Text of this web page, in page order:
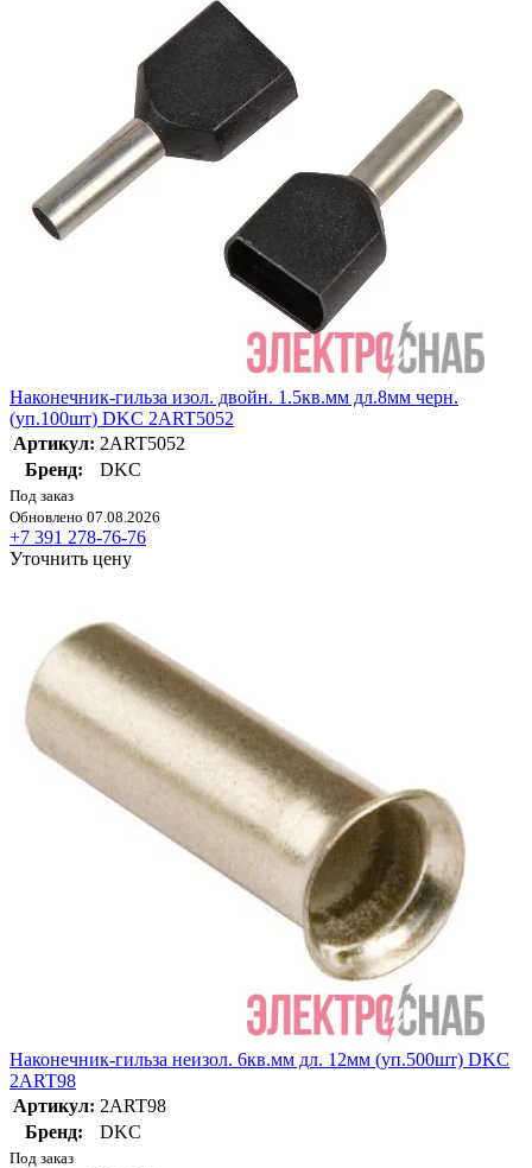
Наконечник-гильза изол. двойн. 1.5кв.мм дл.8мм черн.
(уп.100шт) DKC 2ART5052
Артикул: 2ART5052
Бренд:
DKC
Под заказ
Обновлено 07.08.2026
+7 391 278-76-76
Уточнить цену
Наконечник-гильза неизол. 6кв.мм дл. 12мм (уп.500шт) DKC
2ART98
Артикул: 2ART98
Бренд:
DKC
Под заказ